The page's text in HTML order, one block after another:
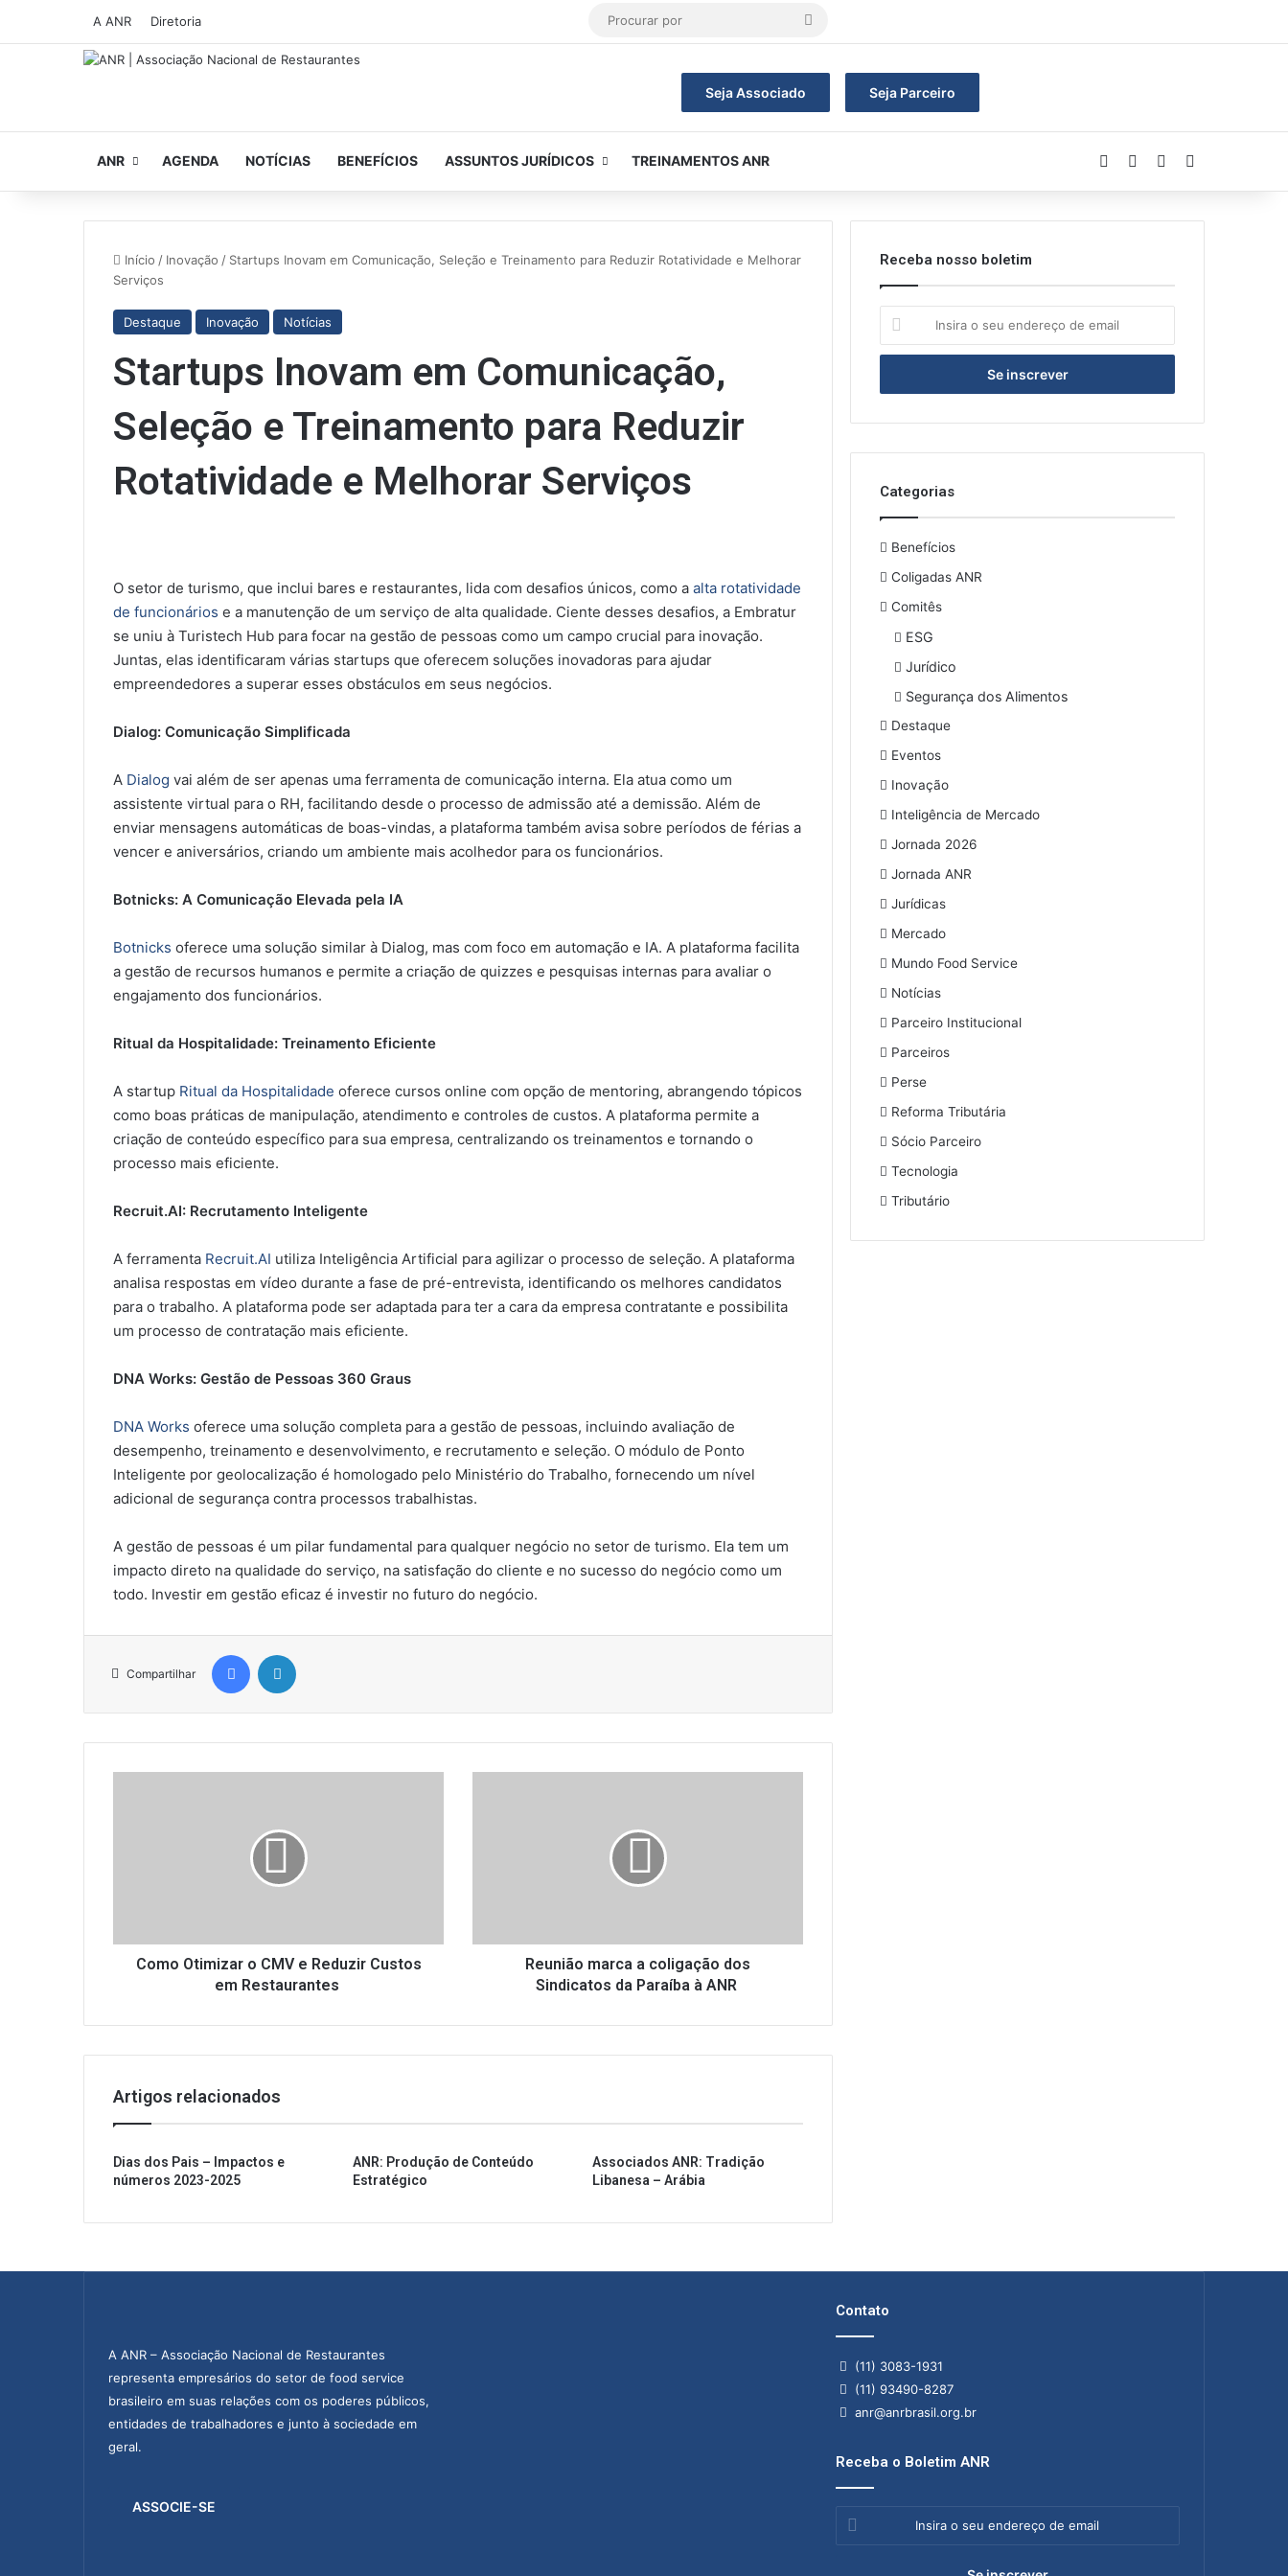
A ANR Diretoria
Seja Associado Seja Parceiro
ANR AGENDA NOTÍCIAS BENEFÍCIOS ASSUNTOS JURÍDICOS TREINAMENTOS ANR FacebookLinkedinYouTube
Início / Inovação / Startups Inovam em Comunicação, Seleção e Treinamento para Reduzir Rotatividade e Melhorar
Serviços
Destaque Inovação Notícias
Startups Inovam em Comunicação,
Seleção e Treinamento para Reduzir
Rotatividade e Melhorar Serviços
O setor de turismo, que inclui bares e restaurantes, lida com desafios únicos, como a alta rotatividade
de funcionários e a manutenção de um serviço de alta qualidade. Ciente desses desafios, a Embratur
se uniu à Turistech Hub para focar na gestão de pessoas como um campo crucial para inovação.
Juntas, elas identificaram várias startups que oferecem soluções inovadoras para ajudar
empreendedores a superar esses obstáculos em seus negócios.
Dialog: Comunicação Simplificada
A Dialog vai além de ser apenas uma ferramenta de comunicação interna. Ela atua como um
assistente virtual para o RH, facilitando desde o processo de admissão até a demissão. Além de
enviar mensagens automáticas de boas-vindas, a plataforma também avisa sobre períodos de férias a
vencer e aniversários, criando um ambiente mais acolhedor para os funcionários.
Botnicks: A Comunicação Elevada pela IA
Botnicks oferece uma solução similar à Dialog, mas com foco em automação e IA. A plataforma facilita
a gestão de recursos humanos e permite a criação de quizzes e pesquisas internas para avaliar o
engajamento dos funcionários.
Ritual da Hospitalidade: Treinamento Eficiente
A startup Ritual da Hospitalidade oferece cursos online com opção de mentoring, abrangendo tópicos
como boas práticas de manipulação, atendimento e controles de custos. A plataforma permite a
criação de conteúdo específico para sua empresa, centralizando os treinamentos e tornando o
processo mais eficiente.
Recruit.AI: Recrutamento Inteligente
A ferramenta Recruit.AI utiliza Inteligência Artificial para agilizar o processo de seleção. A plataforma
analisa respostas em vídeo durante a fase de pré-entrevista, identificando os melhores candidatos
para o trabalho. A plataforma pode ser adaptada para ter a cara da empresa contratante e possibilita
um processo de contratação mais eficiente.
DNA Works: Gestão de Pessoas 360 Graus
DNA Works oferece uma solução completa para a gestão de pessoas, incluindo avaliação de
desempenho, treinamento e desenvolvimento, e recrutamento e seleção. O módulo de Ponto
Inteligente por geolocalização é homologado pelo Ministério do Trabalho, fornecendo um nível
adicional de segurança contra processos trabalhistas.
A gestão de pessoas é um pilar fundamental para qualquer negócio no setor de turismo. Ela tem um
impacto direto na qualidade do serviço, na satisfação do cliente e no sucesso do negócio como um
todo. Investir em gestão eficaz é investir no futuro do negócio.
Compartilhar
Facebook
Restaurantes
Como Otimizar o CMV e Reduzir Custos
em Restaurantes
à
Reunião marca a coligação dos
Sindicatos da Paraíba à ANR
Artigos relacionados
Dias dos Pais – Impactos e
números 2023-2025
ANR: Produção de Conteúdo
Estratégico
Associados ANR: Tradição
Libanesa – Arábia
Receba nosso boletim
seu
de
Categorias
Benefícios
Coligadas ANR
Comitês
ESG
Jurídico
Segurança dos Alimentos
Destaque
Eventos
Inovação
Inteligência de Mercado
Jornada 2026
Jornada ANR
Jurídicas
Mercado
Mundo Food Service
Notícias
Parceiro Institucional
Parceiros
Perse
Reforma Tributária
Sócio Parceiro
Tecnologia
Tributário
A ANR – Associação Nacional de Restaurantes
representa empresários do setor de food service
brasileiro em suas relações com os poderes públicos,
entidades de trabalhadores e junto à sociedade em
geral.
ASSOCIE-SE
Contato
(11) 3083-1931
(11) 93490-8287
anr@anrbrasil.org.br
Receba o Boletim ANR